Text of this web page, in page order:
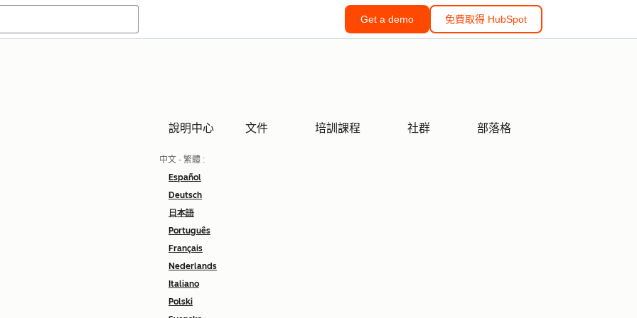
Get a demo 免費取得 HubSpot
說明中心 文件 培訓課程 社群 部落格
中文 - 繁體 :
Español
Deutsch
日本語
Português
Français
Nederlands
Italiano
Polski